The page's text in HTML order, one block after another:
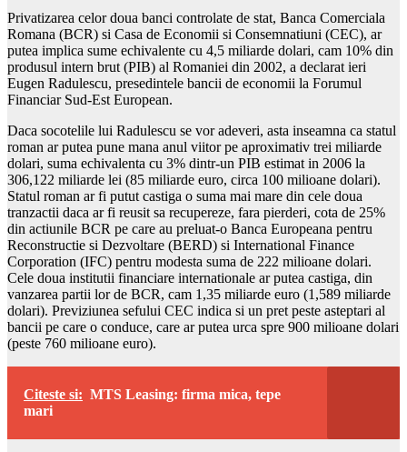
Privatizarea celor doua banci controlate de stat, Banca Comerciala
Romana (BCR) si Casa de Economii si Consemnatiuni (CEC), ar
putea implica sume echivalente cu 4,5 miliarde dolari, cam 10% din
produsul intern brut (PIB) al Romaniei din 2002, a declarat ieri
Eugen Radulescu, presedintele bancii de economii la Forumul
Financiar Sud-Est European.
Daca socotelile lui Radulescu se vor adeveri, asta inseamna ca statul
roman ar putea pune mana anul viitor pe aproximativ trei miliarde
dolari, suma echivalenta cu 3% dintr-un PIB estimat in 2006 la
306,122 miliarde lei (85 miliarde euro, circa 100 milioane dolari).
Statul roman ar fi putut castiga o suma mai mare din cele doua
tranzactii daca ar fi reusit sa recupereze, fara pierderi, cota de 25%
din actiunile BCR pe care au preluat-o Banca Europeana pentru
Reconstructie si Dezvoltare (BERD) si International Finance
Corporation (IFC) pentru modesta suma de 222 milioane dolari.
Cele doua institutii financiare internationale ar putea castiga, din
vanzarea partii lor de BCR, cam 1,35 miliarde euro (1,589 miliarde
dolari). Previziunea sefului CEC indica si un pret peste asteptari al
bancii pe care o conduce, care ar putea urca spre 900 milioane dolari
(peste 760 milioane euro).
Citeste si: MTS Leasing: firma mica, tepe
mari